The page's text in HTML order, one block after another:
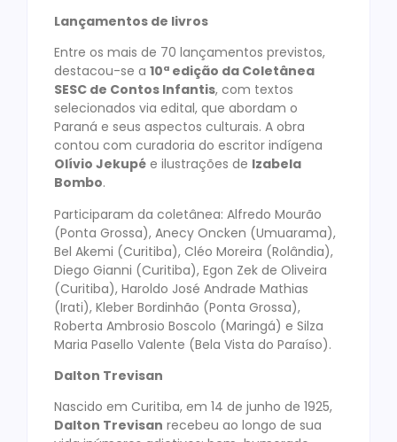
Lançamentos de livros
Entre os mais de 70 lançamentos previstos,
destacou-se a 10ª edição da Coletânea
SESC de Contos Infantis, com textos
selecionados via edital, que abordam o
Paraná e seus aspectos culturais. A obra
contou com curadoria do escritor indígena
Olívio Jekupé e ilustrações de Izabela
Bombo.
Participaram da coletânea: Alfredo Mourão
(Ponta Grossa), Anecy Oncken (Umuarama),
Bel Akemi (Curitiba), Cléo Moreira (Rolândia),
Diego Gianni (Curitiba), Egon Zek de Oliveira
(Curitiba), Haroldo José Andrade Mathias
(Irati), Kleber Bordinhão (Ponta Grossa),
Roberta Ambrosio Boscolo (Maringá) e Silza
Maria Pasello Valente (Bela Vista do Paraíso).
Dalton Trevisan
Nascido em Curitiba, em 14 de junho de 1925,
Dalton Trevisan recebeu ao longo de sua